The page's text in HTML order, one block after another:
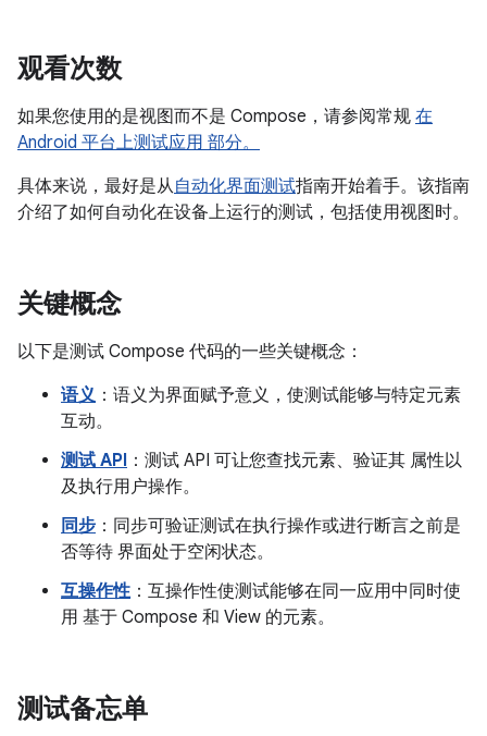
观看次数
如果您使用的是视图而不是 Compose，请参阅常规 在
Android 平台上测试应用 部分。
具体来说，最好是从自动化界面测试指南开始着手。该指南
介绍了如何自动化在设备上运行的测试，包括使用视图时。
关键概念
以下是测试 Compose 代码的一些关键概念：
语义 ：语义为界面赋予意义，使测试能够与特定元素
互动。
测试 API ：测试 API 可让您查找元素、验证其 属性以
及执行用户操作。
同步 ：同步可验证测试在执行操作或进行断言之前是
否等待 界面处于空闲状态。
互操作性：互操作性使测试能够在同一应用中同时使
用 基于 Compose 和 View 的元素。
测试备忘单